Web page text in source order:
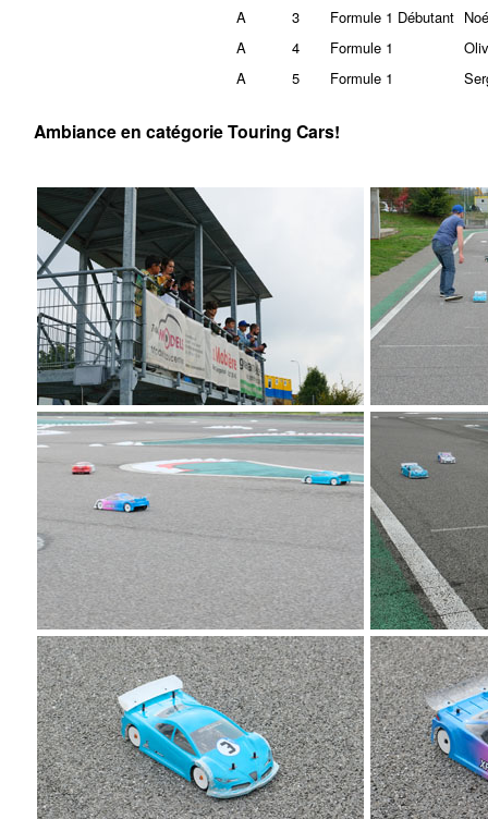
A
3 Formule 1 Débutant
A
4 Formule 1
A
5 Formule 1
Ambiance en catégorie Touring Cars!